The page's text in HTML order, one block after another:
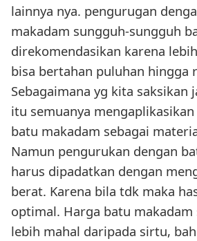
lainnya nya. pengurugan
makadam sungguh-sungguh
direkomendasikan karena
bisa bertahan puluhan hingga
Sebagaimana yg kita saksikan
itu semuanya
batu makadam sebagai
Namun pengurukan dengan
harus dipadatkan dengan
berat. Karena bila tdk maka
optimal. Harga batu
lebih mahal daripada sirtu,